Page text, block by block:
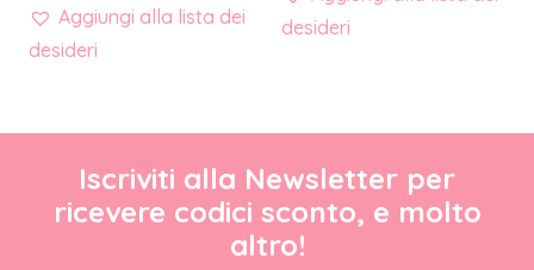
Aggiungi alla lista dei
desideri
desideri
Iscriviti alla Newsletter per
ricevere codici sconto, e molto
altro!